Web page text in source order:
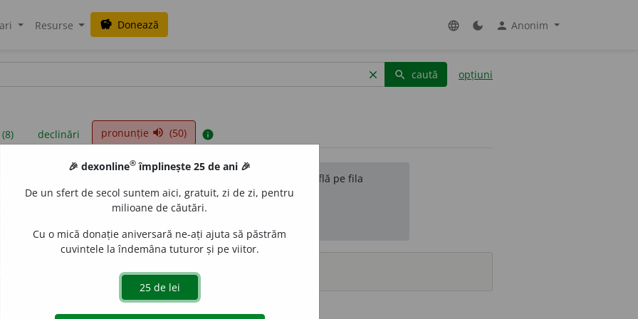
Resurse savings Donează language dark_mode person Anonim
clear search caută opțiuni
declinări pronunție volume_up (50) info
sunt compilate de echipa dexonline. Definițiile originale se află pe fila
reordona filele pe pagina depreferințe.
surse
🎉 dexonline® împlinește 25 de ani 🎉
De un sfert de secol suntem aici, gratuit, zi de zi, pentru
milioane de căutări.
Cu o mică donație aniversară ne-ați ajuta să păstrăm
cuvintele la îndemâna tuturor și pe viitor.